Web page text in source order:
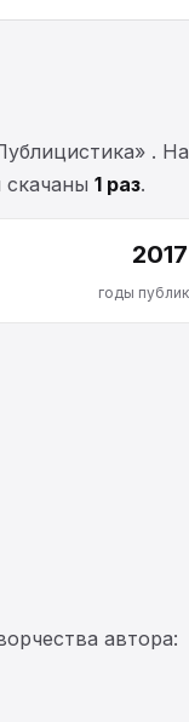
.
скачаны 1 раз.
2017
годы
автора: